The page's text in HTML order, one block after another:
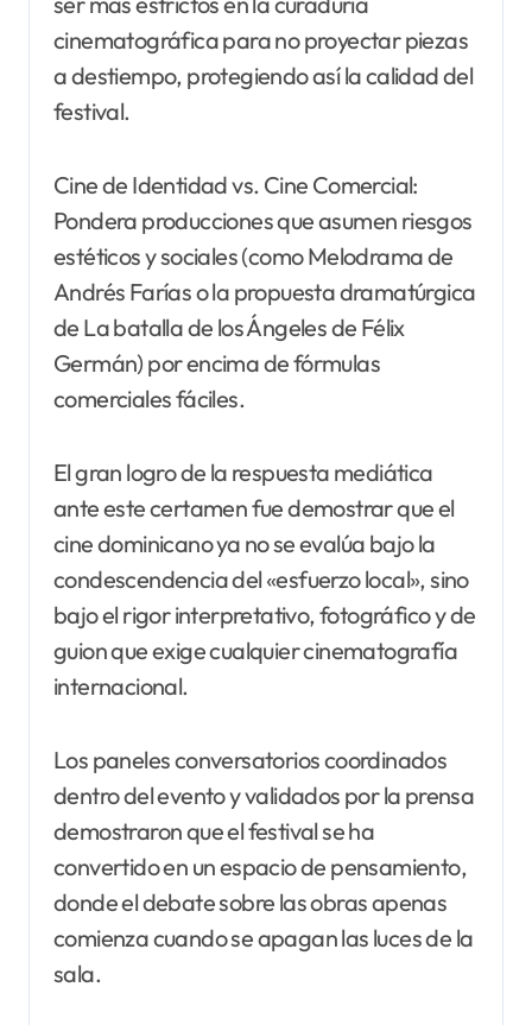
cinematográfica para no proyectar piezas
a destiempo, protegiendo así la calidad del
festival.
Cine de Identidad vs. Cine Comercial:
Pondera producciones que asumen riesgos
estéticos y sociales (como Melodrama de
Andrés Farías o la propuesta dramatúrgica
de La batalla de los Ángeles de Félix
Germán) por encima de fórmulas
comerciales fáciles.
El gran logro de la respuesta mediática
ante este certamen fue demostrar que el
cine dominicano ya no se evalúa bajo la
condescendencia del «esfuerzo local», sino
bajo el rigor interpretativo, fotográfico y de
guion que exige cualquier cinematografía
internacional.
Los paneles conversatorios coordinados
dentro del evento y validados por la prensa
demostraron que el festival se ha
convertido en un espacio de pensamiento,
donde el debate sobre las obras apenas
comienza cuando se apagan las luces de la
sala.